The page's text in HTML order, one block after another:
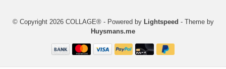
© Copyright 2026 COLLAGE® - Powered by Lightspeed - Theme by
Huysmans.me